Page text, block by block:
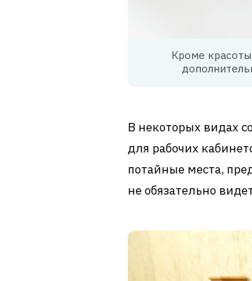
Кроме
В некоторых видах
для рабочих
потайные места,
не обязательно